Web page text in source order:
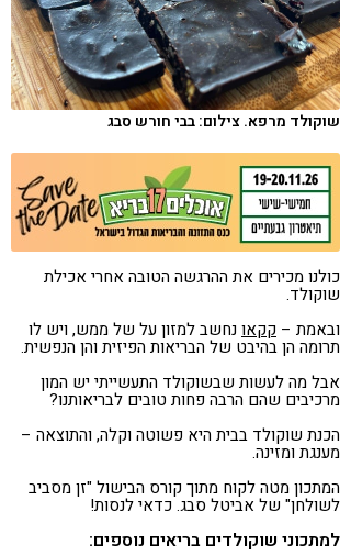
שוקולד מרפא. צילום: בבי חורש סבג
כולנו מכירים את ההרגשה הטובה אחרי אכילת
שוקולד.
ובאמת – קקאונחשב למזון על של ממש, ויש לו
תרומה הן בהיבט של הבריאות הפיזית והן הנפשית.
אבל מה לעשות שבשוקולד התעשייתי יש המון
מרכיבים שהם הרבה פחות טובים לבריאותנו?
הכנת שוקולד בבית היא פשוטה וקלה, והתוצאה –
מענגת ומזינה.
המתכון מטה לקוח מתוך קורס הבישול "זן מסביב
לשולחן" של אביטל סבג. כדאי לנסות!
למתכוני שוקולדים בריאים נוספים: